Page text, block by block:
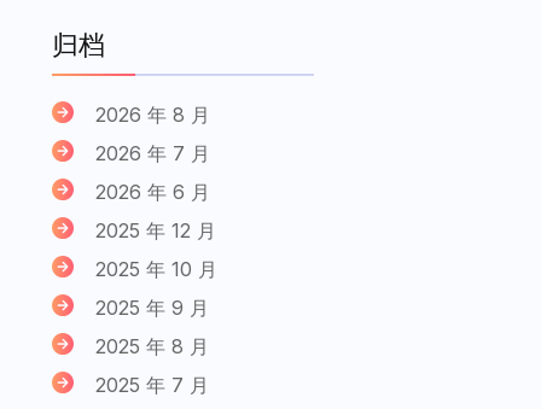
归档
2026 年 8 月
2026 年 7 月
2026 年 6 月
2025 年 12 月
2025 年 10 月
2025 年 9 月
2025 年 8 月
2025 年 7 月